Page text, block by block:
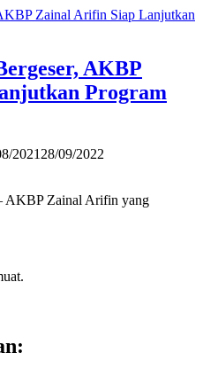
AKBP
Program
2021 28/09/2022
Zainal Arifin yang